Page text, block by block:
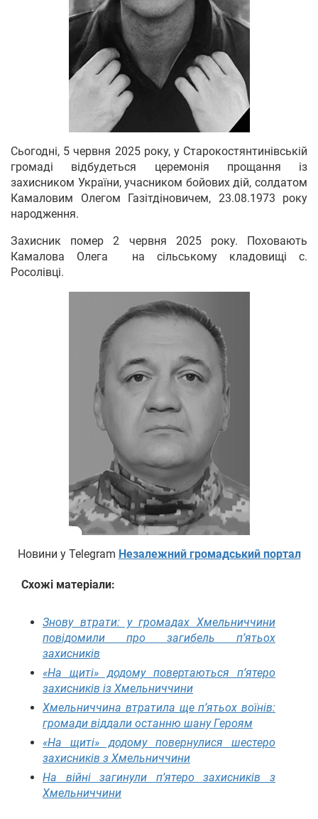
Сьогодні, 5 червня 2025 року, у Старокостянтинівській
громаді відбудеться церемонія прощання із
захисником України, учасником бойових дій, солдатом
Камаловим Олегом Газітдіновичем, 23.08.1973 року
народження.
Захисник помер 2 червня 2025 року. Поховають
Камалова Олега на сільському кладовищі с.
Росолівці.
Новини у Telegram Незалежний громадський портал
Схожі матеріали:
Знову втрати: у громадах Хмельниччини
повідомили про загибель п’ятьох
захисників
«На щиті» додому повертаються п’ятеро
захисників із Хмельниччини
Хмельниччина втратила ще п’ятьох воїнів:
громади віддали останню шану Героям
«На щиті» додому повернулися шестеро
захисників з Хмельниччини
На війні загинули п’ятеро захисників з
Хмельниччини